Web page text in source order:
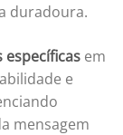
duradoura.
específicas em
e
mensagem